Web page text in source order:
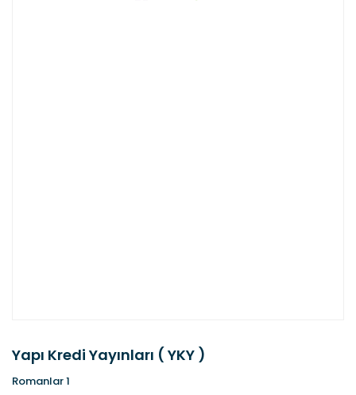
Yapı Kredi Yayınları ( YKY )
Romanlar 1